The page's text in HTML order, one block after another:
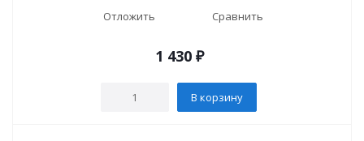
Отложить Сравнить
1 430₽
В корзину